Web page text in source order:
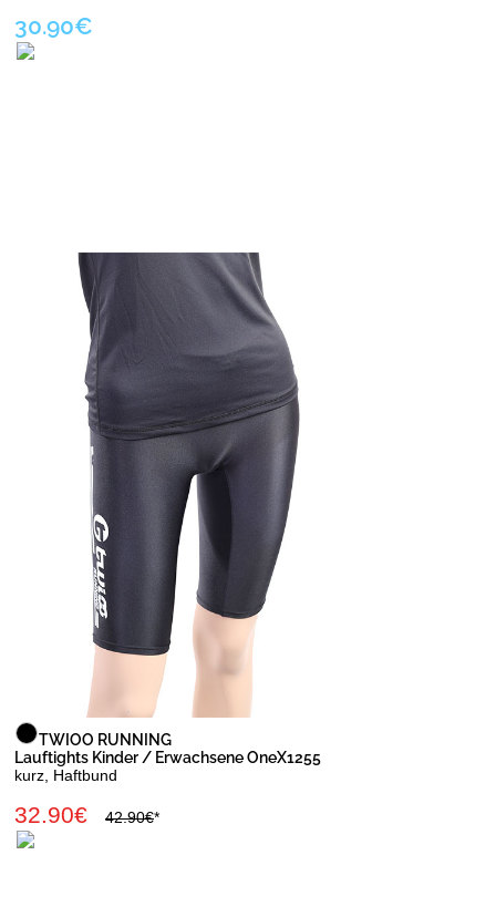
30.90€
TWIOO RUNNING
Lauftights Kinder / Erwachsene OneX1255
kurz, Haftbund
32.90€ 42.90€*